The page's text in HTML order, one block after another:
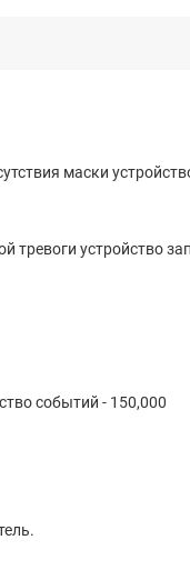
маски
тревоги устройство
событий - 150,000